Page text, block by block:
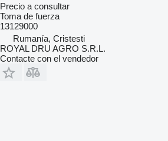
Precio a consultar
Toma de fuerza
13129000
Rumanía, Cristesti
ROYAL DRU AGRO S.R.L.
Contacte con el vendedor